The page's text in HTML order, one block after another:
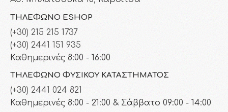
ΤΗΛΈΦΩΝΟ ESHOP
(+30) 215 215 1737
(+30) 2441 151 935
Καθημερινές 8:00 - 16:00
ΤΗΛΈΦΩΝΟ ΦΥΣΙΚΟΎ ΚΑΤΑΣΤΉΜΑΤΟΣ
(+30) 2441 024 821
Καθημερινές 8:00 - 21:00 & Σάββατο 09:00 - 14:00